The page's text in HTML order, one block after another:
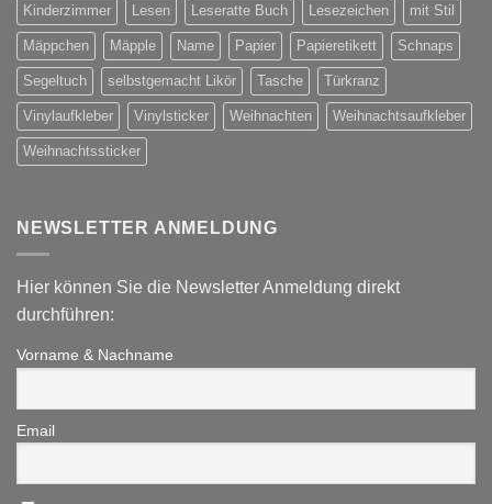
Kinderzimmer Lesen Leseratte Buch Lesezeichen mit Stil
Mäppchen Mäpple Name Papier Papieretikett Schnaps
Segeltuch selbstgemacht Likör Tasche Türkranz
Vinylaufkleber Vinylsticker Weihnachten Weihnachtsaufkleber
Weihnachtssticker
NEWSLETTER ANMELDUNG
Hier können Sie die Newsletter Anmeldung direkt
durchführen:
Vorname & Nachname
Email